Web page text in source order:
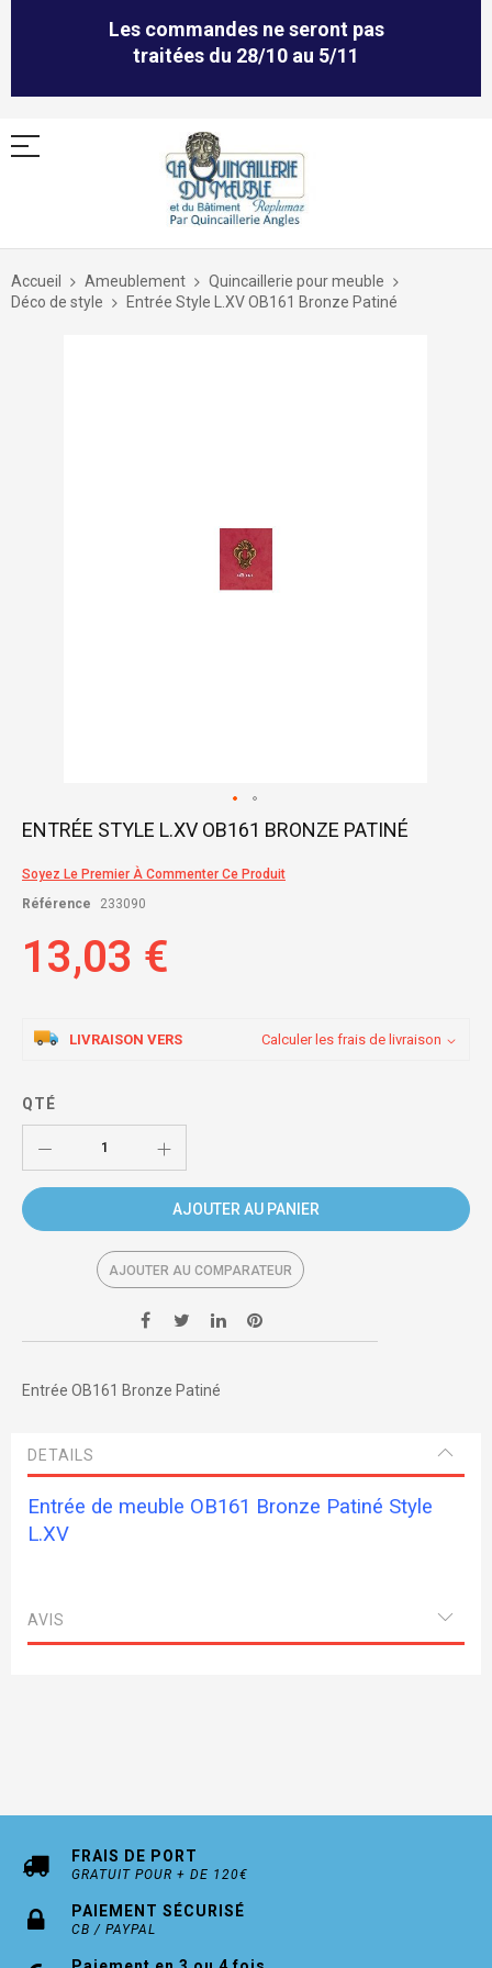
Les commandes ne seront pas
traitées du 28/10 au 5/11
Allez
contenu
Accueil Ameublement
Quincaillerie pour meuble
Déco de style
Entrée Style L.XV OB161 Bronze Patiné
Skip
beginning
of
images
gallery
ENTRÉE STYLE L.XV OB161 BRONZE PATINÉ
Soyez Le Premier À Commenter Ce Produit
Référence
233090
13,03 €
LIVRAISON VERS Calculer les frais de livraison
QTÉ
AJOUTER AU PANIER
AJOUTER AU COMPARATEUR
Entrée OB161 Bronze Patiné
DETAILS
Entrée de meuble OB161 Bronze Patiné Style
L.XV
AVIS
FRAIS DE PORT
GRATUIT POUR + DE 120€
PAIEMENT SÉCURISÉ
CB / PAYPAL